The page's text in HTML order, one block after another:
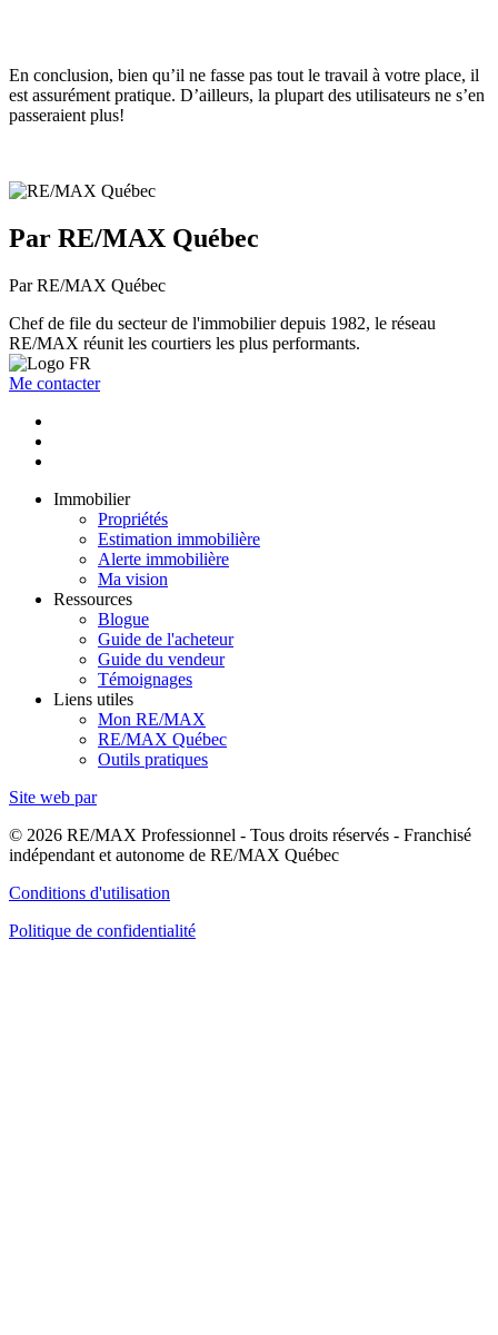
En conclusion, bien qu’il ne fasse pas tout le travail à votre place, il
est assurément pratique. D’ailleurs, la plupart des utilisateurs ne s’en
passeraient plus!
Par RE/MAX Québec
Par RE/MAX Québec
Chef de file du secteur de l'immobilier depuis 1982, le réseau
RE/MAX réunit les courtiers les plus performants.
Me contacter
Immobilier
Propriétés
Estimation immobilière
Alerte immobilière
Ma vision
Ressources
Blogue
Guide de l'acheteur
Guide du vendeur
Témoignages
Liens utiles
Mon RE/MAX
RE/MAX Québec
Outils pratiques
Site web par
© 2026 RE/MAX Professionnel - Tous droits réservés - Franchisé
indépendant et autonome de RE/MAX Québec
Conditions d'utilisation
Politique de confidentialité